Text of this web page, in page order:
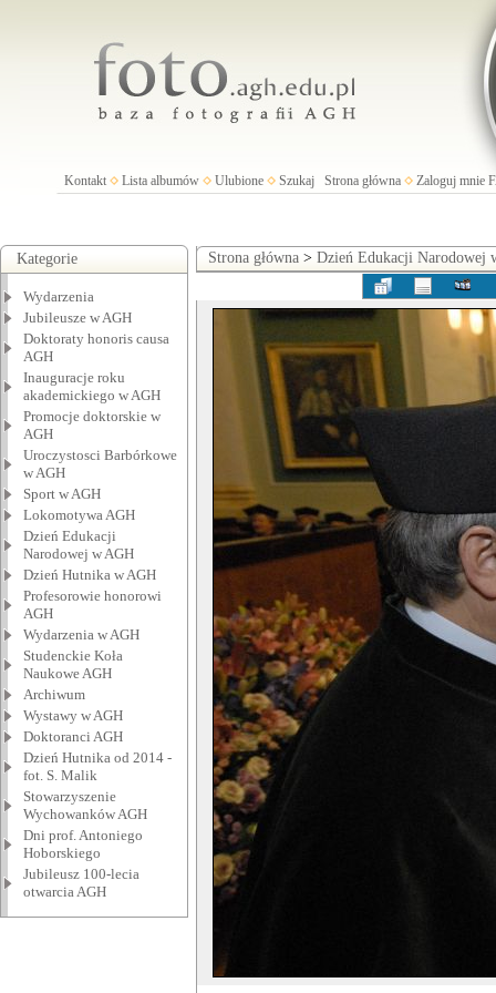
Kontakt Lista albumów Ulubione Szukaj Strona główna Zaloguj mnie
Kategorie
Wydarzenia
Jubileusze w AGH
Doktoraty honoris causa
AGH
Inauguracje roku
akademickiego w AGH
Promocje doktorskie w
AGH
Uroczystosci Barbórkowe
w AGH
Sport w AGH
Lokomotywa AGH
Dzień Edukacji
Narodowej w AGH
Dzień Hutnika w AGH
Profesorowie honorowi
AGH
Wydarzenia w AGH
Studenckie Koła
Naukowe AGH
Archiwum
Wystawy w AGH
Doktoranci AGH
Dzień Hutnika od 2014 -
fot. S. Malik
Stowarzyszenie
Wychowanków AGH
Dni prof. Antoniego
Hoborskiego
Jubileusz 100-lecia
otwarcia AGH
Strona główna > Dzień Edukacji Narodowej